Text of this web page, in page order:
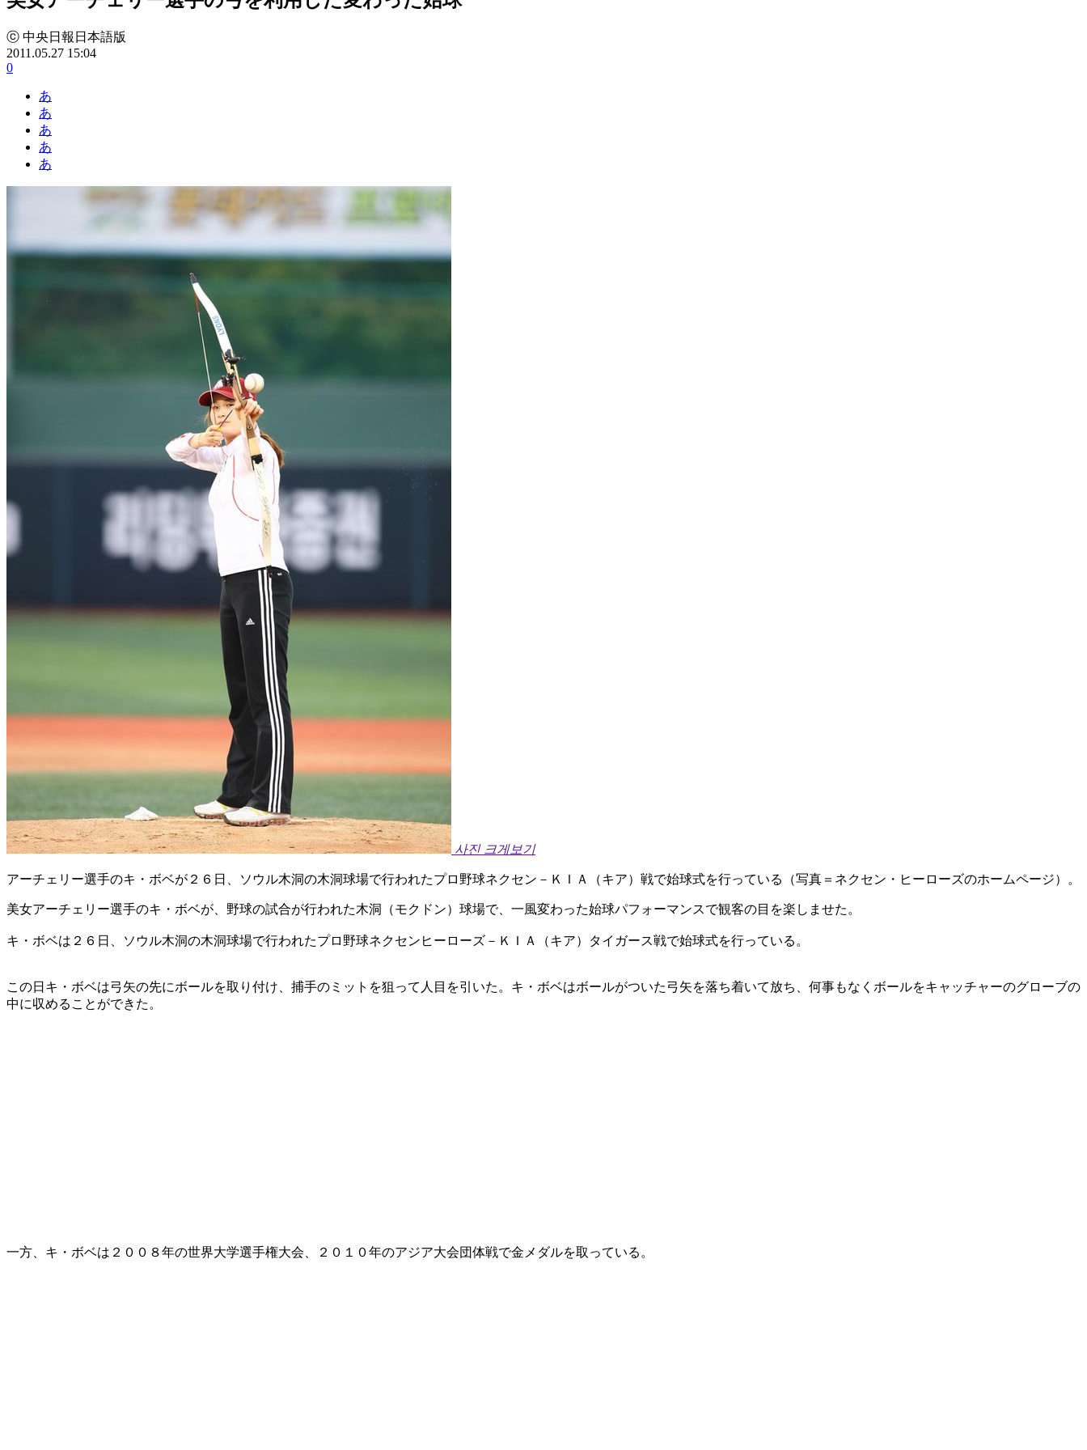
ⓒ 中央日報日本語版
2011.05.27 15:04
0
あ
あ
あ
あ
あ
사진 크게보기
アーチェリー選手のキ・ボベが２６日、ソウル木洞の木洞球場で行われたプロ野球ネクセン－ＫＩＡ（キア）戦で始球式を行っている（写真＝ネクセン・ヒーローズのホームページ）。
美女アーチェリー選手のキ・ボベが、野球の試合が行われた木洞（モクドン）球場で、一風変わった始球パフォーマンスで観客の目を楽しませた。
キ・ボベは２６日、ソウル木洞の木洞球場で行われたプロ野球ネクセンヒーローズ－ＫＩＡ（キア）タイガース戦で始球式を行っている。
この日キ・ボベは弓矢の先にボールを取り付け、捕手のミットを狙って人目を引いた。キ・ボベはボールがついた弓矢を落ち着いて放ち、何事もなくボールをキャッチャーのグローブの
中に収めることができた。
一方、キ・ボベは２００８年の世界大学選手権大会、２０１０年のアジア大会団体戦で金メダルを取っている。